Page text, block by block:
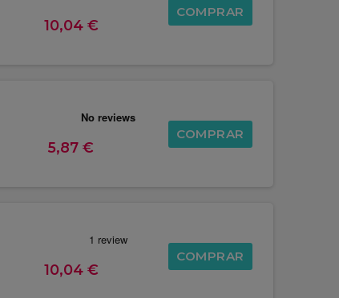
10,04 €
COMPRAR
5,87 €
COMPRAR
10,04 €
COMPRAR